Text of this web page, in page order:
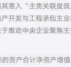
落入“主责关联度
发与工程承包主
推动中央企业聚焦
资产合计净资产增